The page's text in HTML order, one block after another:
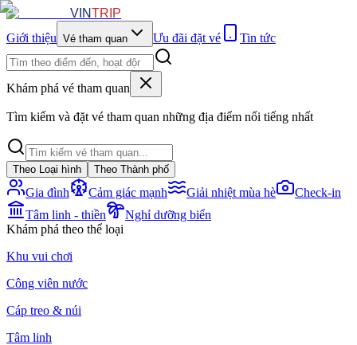
VINTRIP
Giới thiệu Vé tham quan Ưu đãi đặt vé Tin tức
Khám phá vé tham quan
Tìm kiếm và đặt vé tham quan những địa điểm nổi tiếng nhất
Theo Loại hình Theo Thành phố
Gia đình Cảm giác mạnh Giải nhiệt mùa hè
Check-in
Tâm linh - thiền
Nghỉ dưỡng biển
Khám phá theo thể loại
Khu vui chơi
Công viên nước
Cáp treo & núi
Tâm linh